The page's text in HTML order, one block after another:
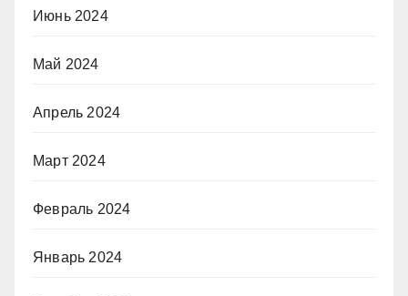
Июнь 2024
Май 2024
Апрель 2024
Март 2024
Февраль 2024
Январь 2024